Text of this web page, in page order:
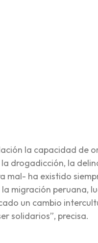
la capacidad de
drogadicción, la
ha existido
migración peruana,
un cambio
solidarios”, precisa.